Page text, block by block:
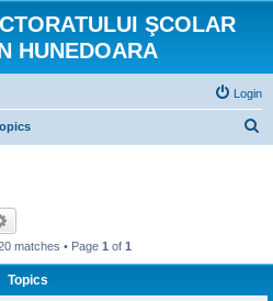
ŞCOLAR
HUNEDOARA
Login
matches • Page 1 of 1
Topics